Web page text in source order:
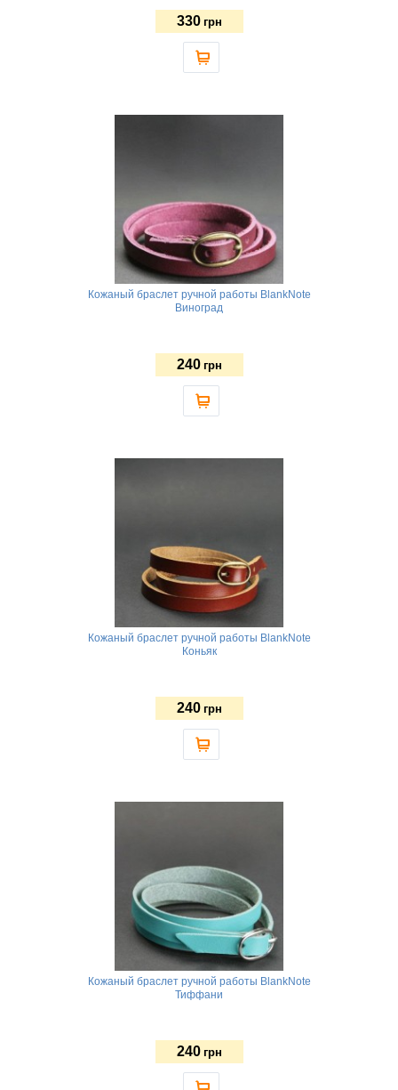
330 грн
Кожаный браслет ручной работы BlankNote
Виноград
240 грн
Кожаный браслет ручной работы BlankNote
Коньяк
240 грн
Кожаный браслет ручной работы BlankNote
Тиффани
240 грн